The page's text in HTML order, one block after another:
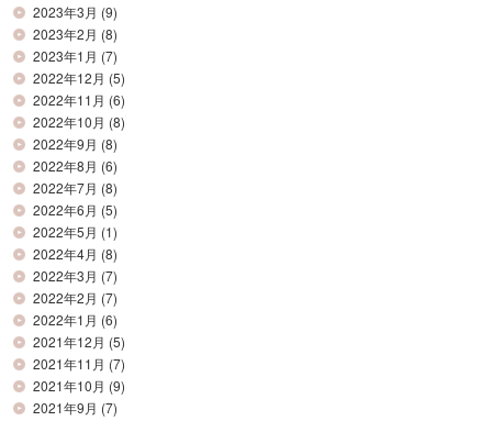
2023年3月 (9)
2023年2月 (8)
2023年1月 (7)
2022年12月 (5)
2022年11月 (6)
2022年10月 (8)
2022年9月 (8)
2022年8月 (6)
2022年7月 (8)
2022年6月 (5)
2022年5月 (1)
2022年4月 (8)
2022年3月 (7)
2022年2月 (7)
2022年1月 (6)
2021年12月 (5)
2021年11月 (7)
2021年10月 (9)
2021年9月 (7)